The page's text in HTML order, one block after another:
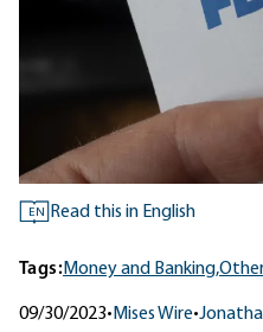
EN Read this in English
Tags:Money and Banking,
09/30/2023• Mises Wire•